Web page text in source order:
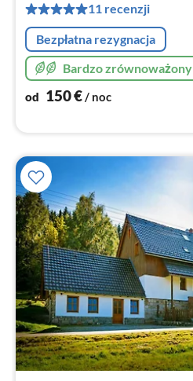
11 recenzji
Bezpłatna rezygnacja
Bardzo zrównoważony
od 150€/ noc